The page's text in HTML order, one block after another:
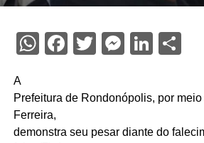
WhatsApp
Facebook
Twitter
A
Prefeitura de Rondonópolis, por
Ferreira,
demonstra seu pesar diante do